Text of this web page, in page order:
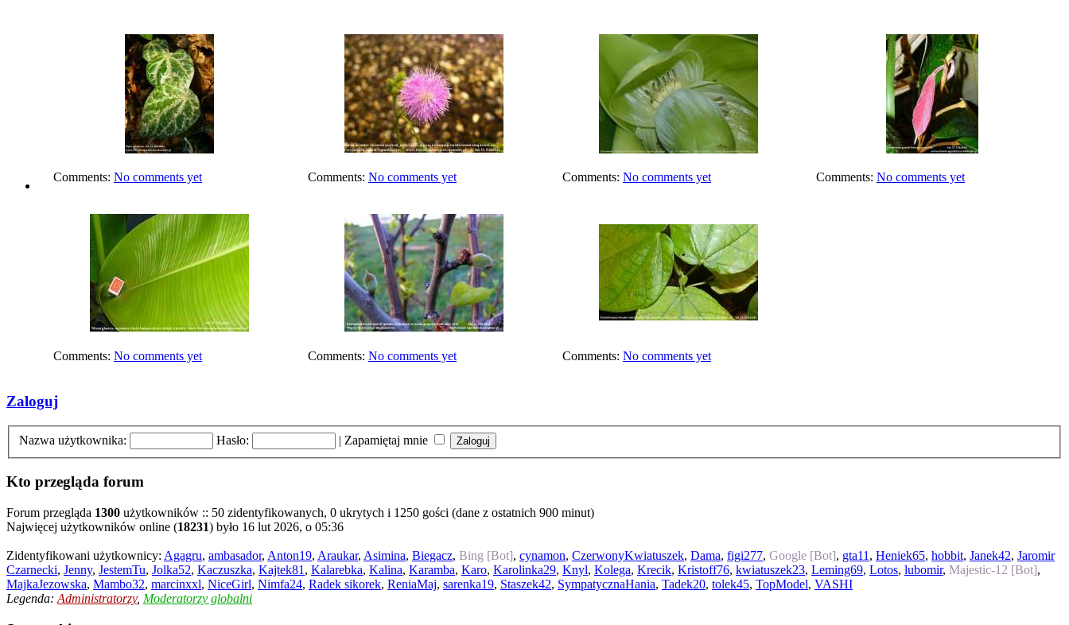
Comments: No comments yet Comments: No comments yet Comments: No comments yet Comments: No comments yet
Comments: No comments yet Comments: No comments yet Comments: No comments yet
Zaloguj
Nazwa użytkownika: Hasło: | Zapamiętaj mnie
Kto przegląda forum
Forum przegląda 1300 użytkowników :: 50 zidentyfikowanych, 0 ukrytych i 1250 gości (dane z ostatnich 900 minut)
Najwięcej użytkowników online (18231) było 16 lut 2026, o 05:36
Zidentyfikowani użytkownicy: Agagru, ambasador, Anton19, Araukar, Asimina, Biegacz, Bing [Bot], cynamon, CzerwonyKwiatuszek, Dama, figi277, Google [Bot], gta11 , Heniek65, hobbit, Janek42, Jaromir
Czarnecki, Jenny, JestemTu, Jolka52, Kaczuszka, Kajtek81 , Kalarebka, Kalina, Karamba, Karo, Karolinka29, Knyl, Kolega, Krecik, Kristoff76, kwiatuszek23, Leming69, Lotos, lubomir, Majestic-12 [Bot],
MajkaJezowska, Mambo32, marcinxxl, NiceGirl, Nimfa24, Radek sikorek, ReniaMaj, sarenka19, Staszek42, SympatycznaHania, Tadek20, tolek45, TopModel, VASHI
Legenda: Administratorzy, Moderatorzy globalni